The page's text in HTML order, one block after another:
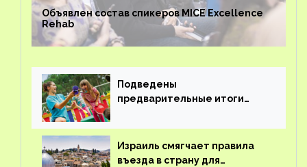
Объявлен состав спикеров MICE Excellence
Rehab
Подведены
предварительные итоги
Израиль смягчает правила
въезда в страну для